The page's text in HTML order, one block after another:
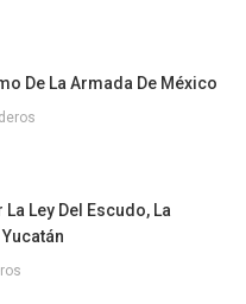
De La Armada De México
Ley Del Escudo, La